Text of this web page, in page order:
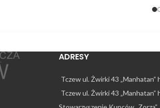
ADRESY
Tczew ul. Żwirki 43 „Manhatan”
Tczew ul. Żwirki 43 „Manhatan”